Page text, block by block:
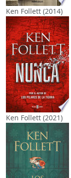
Ken Follett (2014)
Ken Follett (2021)